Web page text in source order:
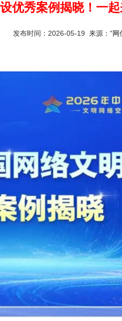
优秀案例揭晓！一
发布时间：2026-05-19 来源： “网